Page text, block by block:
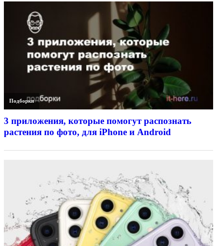
Подборки
3 приложения, которые помогут распознать
растения по фото, для iPhone и Android